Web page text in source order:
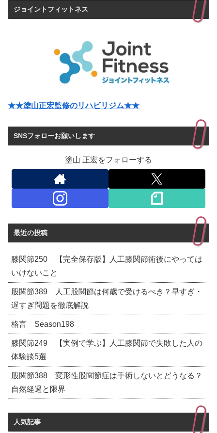
ジョイントフィットネス
★★塗山正宏監修のリハビリジム★★
SNSフォローお願いします
塗山 正宏をフォローする
最近の投稿
膝関節250 【完全保存版】人工膝関節術後にやっては
いけないこと
股関節389 人工股関節は何歳で受けるべき？早すぎ・
遅すぎ問題を徹底解説
格言 Season198
膝関節249 【実例で学ぶ】人工膝関節で失敗した人の
体験談5選
股関節388 変形性股関節症は手術しないとどうなる？
自然経過と限界
人気記事